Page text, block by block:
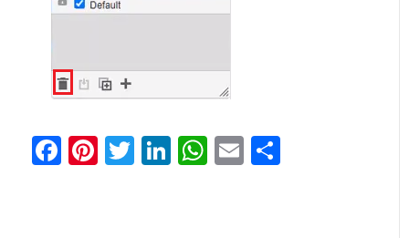
Facebook
Pinterest
Twitter
LinkedIn
WhatsApp
Email